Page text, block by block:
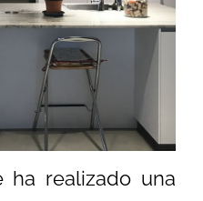
ha realizado una